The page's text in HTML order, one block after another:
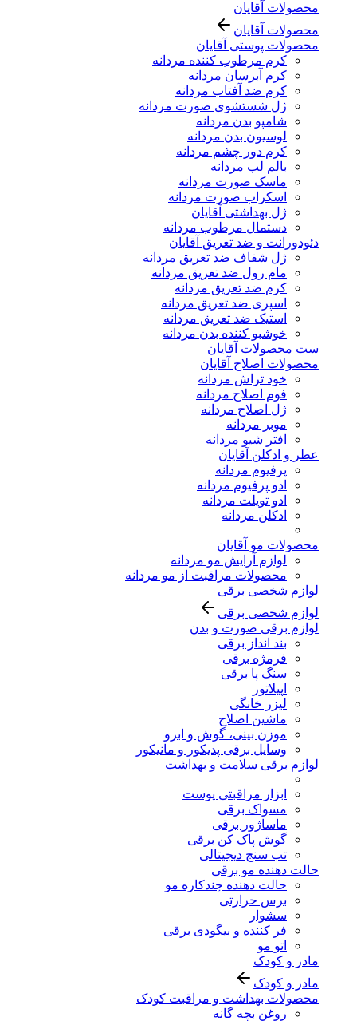
محصولات آقایان
محصولات آقایان
محصولات پوستی آقایان
کرم مرطوب کننده مردانه
کرم آبرسان مردانه
کرم ضد آفتاب مردانه
ژل شستشوی صورت مردانه
شامپو بدن مردانه
لوسیون بدن مردانه
کرم دور چشم مردانه
بالم لب مردانه
ماسک صورت مردانه
اسکراب صورت مردانه
ژل بهداشتی آقایان
دستمال مرطوب مردانه
دئودورانت و ضد تعریق آقایان
ژل شفاف ضد تعریق مردانه
مام رول ضد تعریق مردانه
کرم ضد تعریق مردانه
اسپری ضد تعریق مردانه
استیک ضد تعریق مردانه
خوشبو کننده بدن مردانه
ست محصولات آقایان
محصولات اصلاح آقایان
خود تراش مردانه
فوم اصلاح مردانه
ژل اصلاح مردانه
موبر مردانه
افتر شیو مردانه
عطر و ادکلن آقایان
پرفیوم مردانه
ادو پرفیوم مردانه
ادو تویلت مردانه
ادکلن مردانه
محصولات مو آقایان
لوازم آرایش مو مردانه
محصولات مراقبت از مو مردانه
لوازم شخصی برقی
لوازم شخصی برقی
لوازم برقی صورت و بدن
بند انداز برقی
فرمژه برقی
سنگ پا برقی
اپیلاتور
لیزر خانگی
ماشین اصلاح
موزن بینی، گوش و ابرو
وسایل برقی پدیکور و مانیکور
لوازم برقی سلامت و بهداشت
ابزار مراقبتی پوست
مسواک برقی
ماساژور برقی
گوش پاک کن برقی
تب سنج دیجیتالی
حالت دهنده مو برقی
حالت دهنده چندکاره مو
برس حرارتی
سشوار
فر کننده و بیگودی برقی
اتو مو
مادر و کودک
مادر و کودک
محصولات بهداشت و مراقبت کودک
روغن بچه گانه